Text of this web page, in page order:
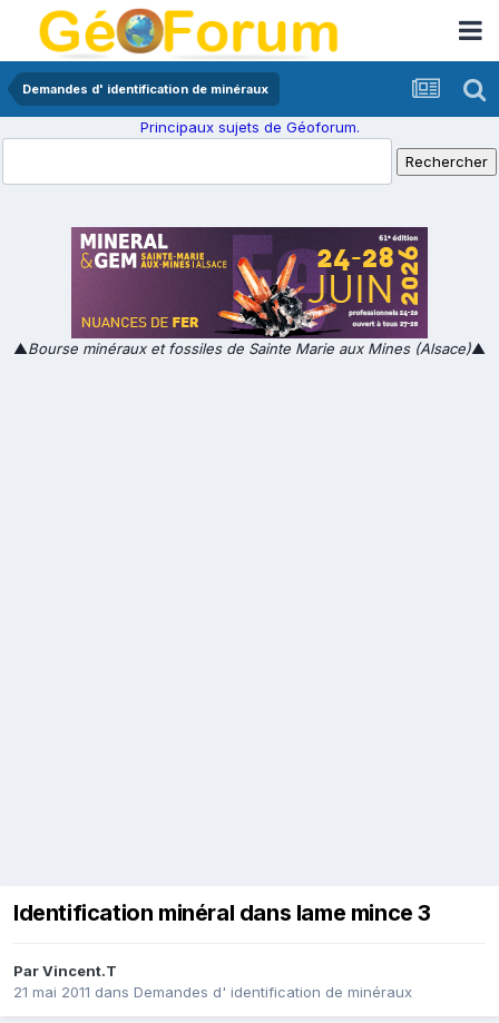
Demandes d' identification de minéraux
Principaux sujets de Géoforum.
▲Bourse minéraux et fossiles de Sainte Marie aux Mines (Alsace)▲
Identification minéral dans lame mince 3
ParVincent.T
21 mai 2011 dans Demandes d' identification de minéraux